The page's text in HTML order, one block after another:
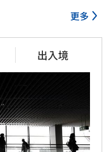
更多
出入境